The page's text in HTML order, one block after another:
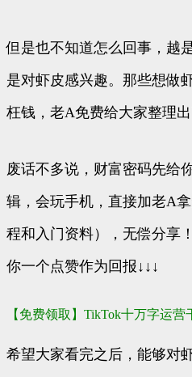
但是也不知道怎么回事，越
是对虾皮感兴趣。那些想做
枉钱，老A免费给大家整理出
废话不多说，财富密码先给
辑，会玩手机，直接加老A
程和入门资料），无偿分享
你一个点赞作为回报↓↓↓
【免费领取】TikTok十万字运
希望大家看完之后，能够对